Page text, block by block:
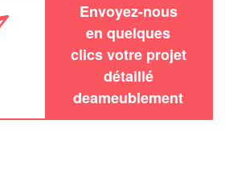
Envoyez-nous
en quelques
clics votre projet
détaillé
deameublement